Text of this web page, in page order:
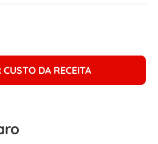
CUSTO DA RECEITA